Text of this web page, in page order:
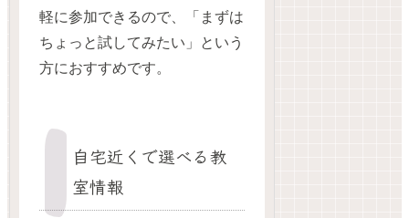
軽に参加できるので、「まずは
ちょっと試してみたい」という
方におすすめです。
自宅近くで選べる教
室情報